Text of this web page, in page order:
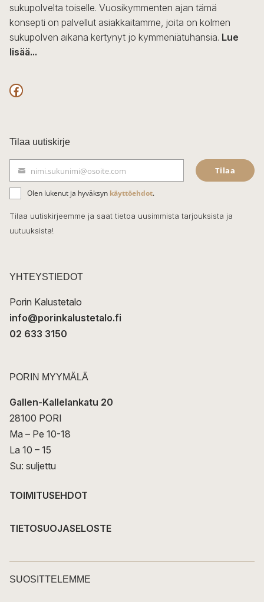
sukupolvelta toiselle. Vuosikymmenten ajan tämä
konsepti on palvellut asiakkaitamme, joita on kolmen
sukupolven aikana kertynyt jo kymmeniätuhansia. Lue
lisää...
F
c
e
b
o
o
k
Tilaa uutiskirje
ä
h
k
t
nimi.sukunimi@osoite.com Tilaa
Olen lukenut ja hyväksyn käyttöehdot.
Tilaa uutiskirjeemme ja saat tietoa uusimmista tarjouksista ja
uutuuksista!
YHTEYSTIEDOT
Porin Kalustetalo
info@porinkalustetalo.fi
02 633 3150
PORIN MYYMÄLÄ
Gallen-Kallelankatu 20
28100 PORI
Ma – Pe 10-18
La 10 – 15
Su: suljettu
TOIMITUSEHDOT
TIETOSUOJASELOSTE
SUOSITTELEMME